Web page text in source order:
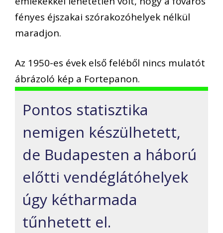
fényes éjszakai szórakozóhelyek nélkül
maradjon.
Az 1950-es évek első feléből nincs mulatót
ábrázoló kép a Fortepanon.
Pontos statisztika
nemigen készülhetett,
de Budapesten a háború
előtti vendéglátóhelyek
úgy kétharmada
tűnhetett el.